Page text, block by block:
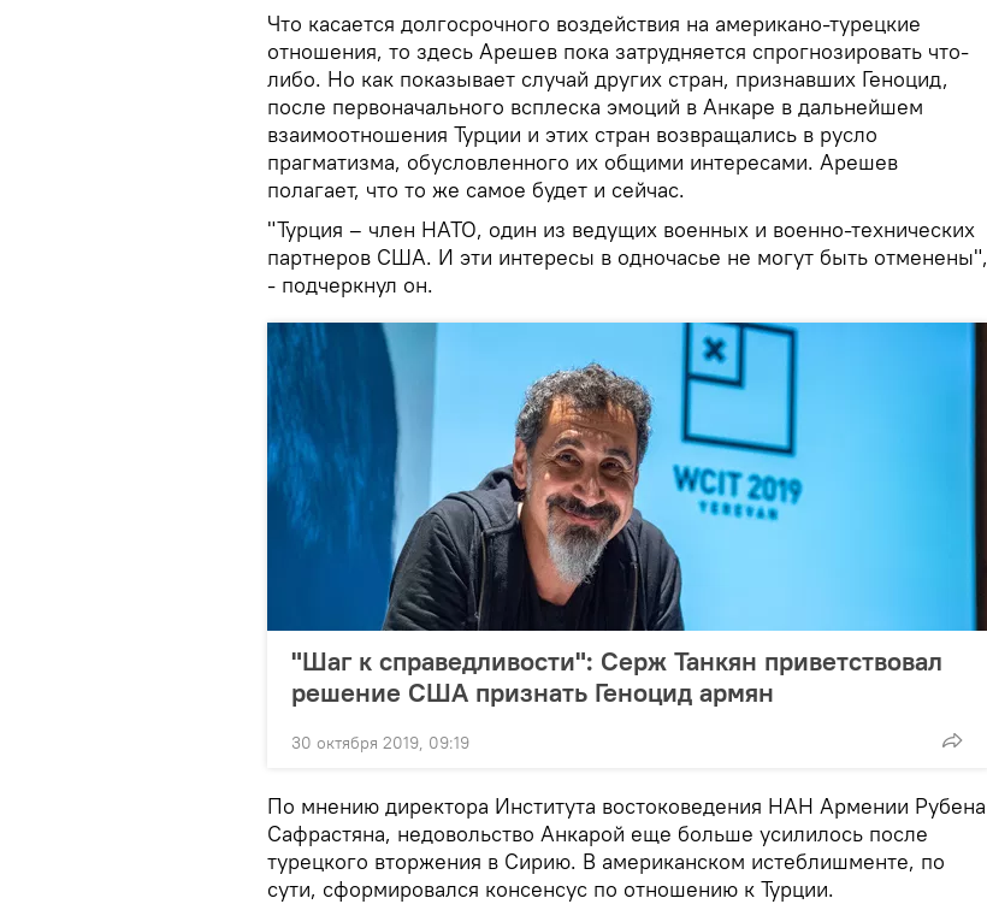
Что касается долгосрочного воздействия на американо-турецкие
отношения, то здесь Арешев пока затрудняется спрогнозировать что-
либо. Но как показывает случай других стран, признавших Геноцид,
после первоначального всплеска эмоций в Анкаре в дальнейшем
взаимоотношения Турции и этих стран возвращались в русло
прагматизма, обусловленного их общими интересами. Арешев
полагает, что то же самое будет и сейчас.
"Турция – член НАТО, один из ведущих военных и военно-технических
партнеров США. И эти интересы в одночасье не могут быть отменены",
- подчеркнул он.
"Шаг к справедливости": Серж Танкян приветствовал
решение США признать Геноцид армян
30 октября 2019, 09:19
По мнению директора Института востоковедения НАН Армении Рубена
Сафрастяна, недовольство Анкарой еще больше усилилось после
турецкого вторжения в Сирию. В американском истеблишменте, по
сути, сформировался консенсус по отношению к Турции.